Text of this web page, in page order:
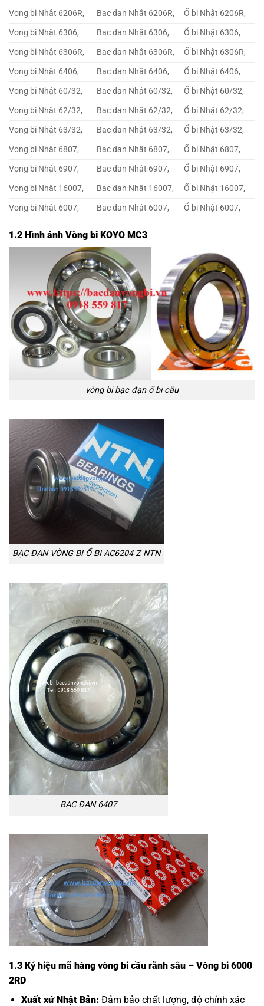
Vong bi Nhật 6206R,
Bac dan Nhật 6206R,
Ổ bi Nhật 6206R,
Vong bi Nhật 6306,
Bac dan Nhật 6306,
Ổ bi Nhật 6306,
Vong bi Nhật 6306R,
Bac dan Nhật 6306R,
Ổ bi Nhật 6306R,
Vong bi Nhật 6406,
Bac dan Nhật 6406,
Ổ bi Nhật 6406,
Vong bi Nhật 60/32,
Bac dan Nhật 60/32,
Ổ bi Nhật 60/32,
Vong bi Nhật 62/32,
Bac dan Nhật 62/32,
Ổ bi Nhật 62/32,
Vong bi Nhật 63/32,
Bac dan Nhật 63/32,
Ổ bi Nhật 63/32,
Vong bi Nhật 6807,
Bac dan Nhật 6807,
Ổ bi Nhật 6807,
Vong bi Nhật 6907,
Bac dan Nhật 6907,
Ổ bi Nhật 6907,
Vong bi Nhật 16007,
Bac dan Nhật 16007,
Ổ bi Nhật 16007,
Vong bi Nhật 6007,
Bac dan Nhật 6007, Ổ bi Nhật 6007,
1.2 Hình ảnh Vòng bi KOYO MC3
vòng bi bạc đạn ổ bi cầu
BẠC ĐẠN VÒNG BI Ổ BI AC6204 Z NTN
BẠC ĐẠN 6407
1.3 Ký hiệu mã hàng vòng bi cầu rãnh sâu – Vòng bi 6000
2RD
Xuất xứ Nhật Bản: Đảm bảo chất lượng, độ chính xác